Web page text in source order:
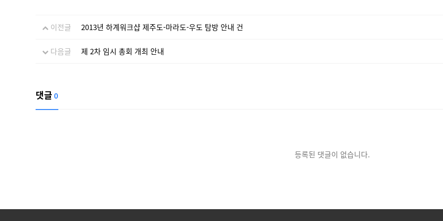
이전글 2013년 하계워크샵 제주도-마라도-우도 탐방 안내 건
다음글 제 2차 임시 총회 개최 안내
댓글0
등록된 댓글이 없습니다.